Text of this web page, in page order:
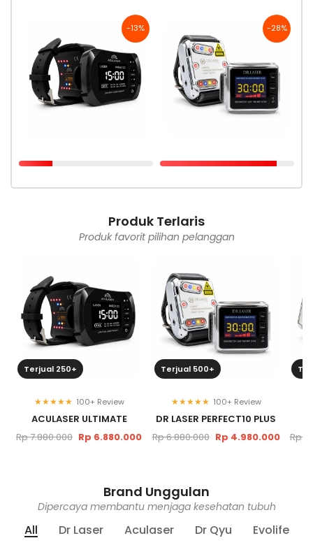
-13% -28%
Produk Terlaris
Produk favorit pilihan pelanggan
Terjual 250+
★★★★★ 100+ Review
ACULASER ULTIMATE
Rp 7.880.000 Rp 6.880.000
Terjual 500+
★★★★★ 100+ Review
DR LASER PERFECT10 PLUS
Rp 6.880.000 Rp 4.980.000 Rp
Brand Unggulan
Dipercaya membantu menjaga kesehatan tubuh
All Dr Laser Aculaser Dr Qyu Evolife